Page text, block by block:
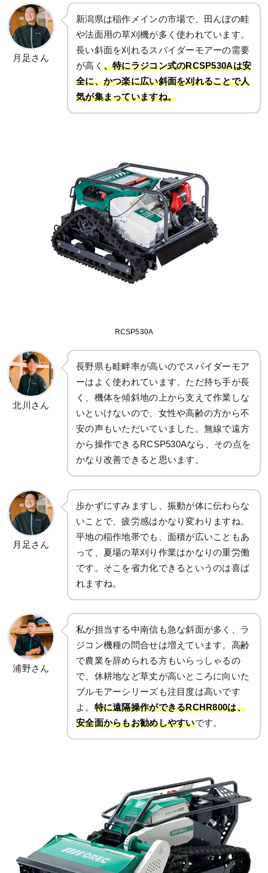
月足さん
新潟県は稲作メインの市場で、田んぼの畦
や法面用の草刈機が多く使われています。
長い斜面を刈れるスパイダーモアーの需要
が高く 、特にラジコン式のRCSP530Aは安
全に、かつ楽に広い斜面を刈れることで人
気が集まっていますね。
RCSP530A
北川さん
長野県も畦畔率が高いのでスパイダーモア
ーはよく使われています。ただ持ち手が長
く、機体を傾斜地の上から支えて作業しな
いといけないので、女性や高齢の方から不
安の声もいただいていました。無線で遠方
から操作できるRCSP530Aなら、その点を
かなり改善できると思います。
月足さん
歩かずにすみますし、振動が体に伝わらな
いことで、疲労感はかなり変わりますね。
平地の稲作地帯でも、面積が広いこともあ
って、夏場の草刈り作業はかなりの重労働
です。そこを省力化できるというのは喜ば
れますね。
浦野さん
私が担当する中南信も急な斜面が多く、ラ
ジコン機種の問合せは増えています。高齢
で農業を辞められる方もいらっしゃるの
で、休耕地など草丈が高いところに向いた
ブルモアーシリーズも注目度は高いです
よ。 特に遠隔操作ができるRCHR800は、
安全面からもお勧めしやすいです。